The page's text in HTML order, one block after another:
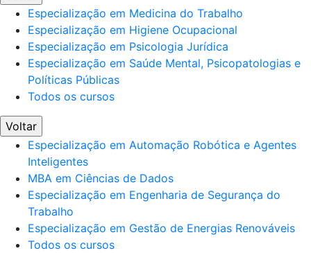
Especialização em Medicina do Trabalho
Especialização em Higiene Ocupacional
Especialização em Psicologia Jurídica
Especialização em Saúde Mental, Psicopatologias e
Políticas Públicas
Todos os cursos
Voltar
Especialização em Automação Robótica e Agentes
Inteligentes
MBA em Ciências de Dados
Especialização em Engenharia de Segurança do
Trabalho
Especialização em Gestão de Energias Renováveis
Todos os cursos